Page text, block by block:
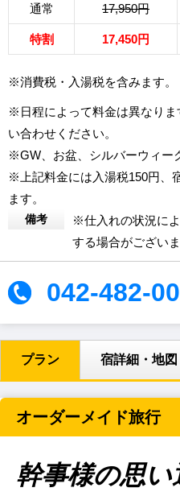
通常
17,950円
特割 17,450円
※消費税・入湯税を含みます。
※日程によって料金は異なりま
い合わせください。
※GW、お盆、シルバーウィー
※上記料金には入湯税150円、
ます。
備考
※仕入れの状況に
する場合がございま
042-482-
プラン 宿詳細・地図
オーダーメイド旅行
幹事様の思